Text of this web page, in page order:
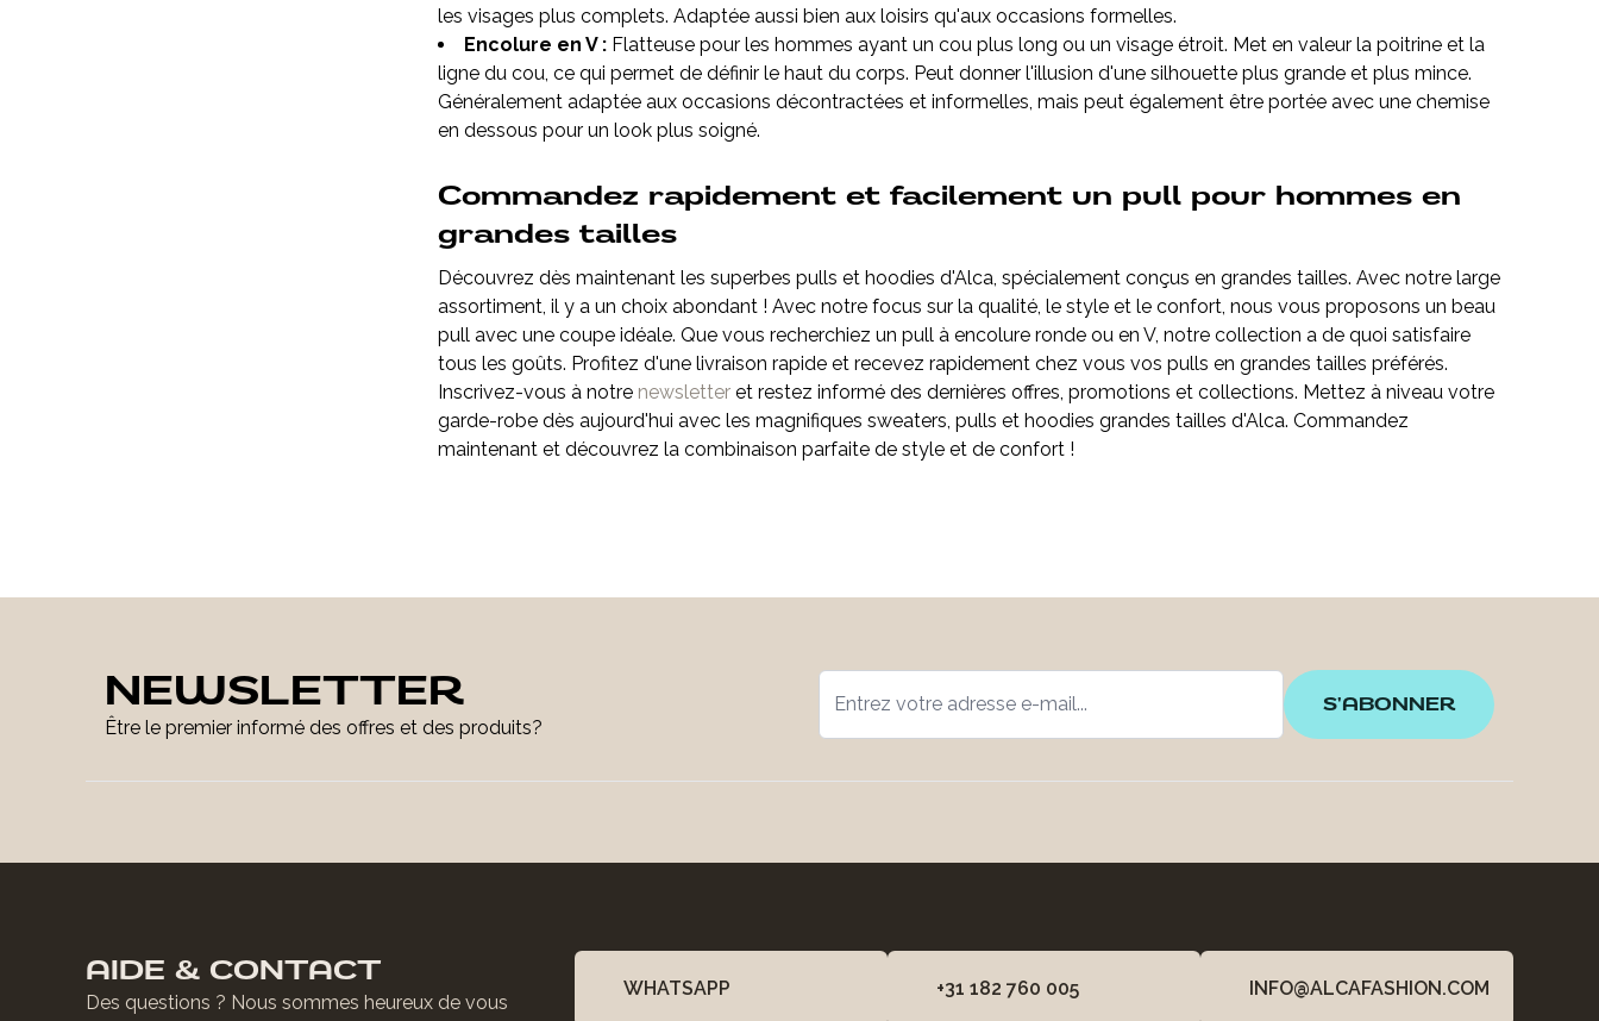
les visages plus complets. Adaptée aussi bien aux loisirs qu'aux occasions formelles.
Encolure en V : Flatteuse pour les hommes ayant un cou plus long ou un visage étroit. Met en valeur la poitrine et la
ligne du cou, ce qui permet de définir le haut du corps. Peut donner l'illusion d'une silhouette plus grande et plus mince.
Généralement adaptée aux occasions décontractées et informelles, mais peut également être portée avec une chemise
en dessous pour un look plus soigné.
Commandez rapidement et facilement un pull pour hommes en
grandes tailles
Découvrez dès maintenant les superbes pulls et hoodies d'Alca, spécialement conçus en grandes tailles. Avec notre large
assortiment, il y a un choix abondant ! Avec notre focus sur la qualité, le style et le confort, nous vous proposons un beau
pull avec une coupe idéale. Que vous recherchiez un pull à encolure ronde ou en V, notre collection a de quoi satisfaire
tous les goûts. Profitez d'une livraison rapide et recevez rapidement chez vous vos pulls en grandes tailles préférés.
Inscrivez-vous à notre newsletter et restez informé des dernières offres, promotions et collections. Mettez à niveau votre
garde-robe dès aujourd'hui avec les magnifiques sweaters, pulls et hoodies grandes tailles d'Alca. Commandez
maintenant et découvrez la combinaison parfaite de style et de confort !
NEWSLETTER
Être le premier informé des offres et des produits?
S'ABONNER
AIDE & CONTACT
Des questions ? Nous sommes heureux de vous
WHATSAPP +31 182 760 005 INFO@ALCAFASHION.COM